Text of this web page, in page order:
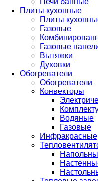
Печи банные
Плиты кухонные
Плиты
Газовые
Газовые
Вытяжки
Духовки
Обогреватели
Обогреватели
Конвекторы
Водяные
Газовые
Инфракрасные